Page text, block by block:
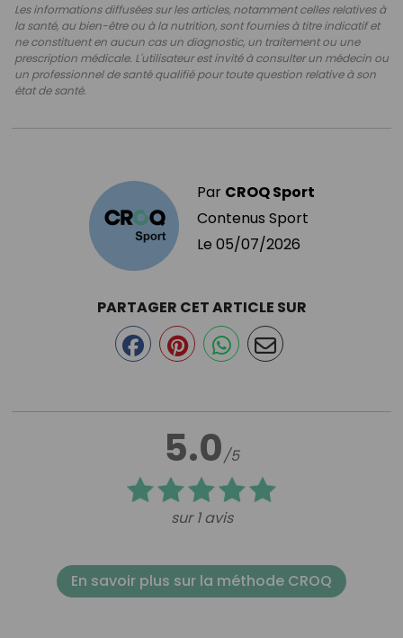
Les informations diffusées sur les articles, notamment celles relatives à
la santé, au bien-être ou à la nutrition, sont fournies à titre indicatif et
ne constituent en aucun cas un diagnostic, un traitement ou une
prescription médicale. L'utilisateur est invité à consulter un médecin ou
un professionnel de santé qualifié pour toute question relative à son
état de santé.
Par CROQ Sport
Contenus Sport
Le 05/07/2026
5.0/5
sur 1 avis
PARTAGER CET ARTICLE SUR
En savoir plus sur la méthode CROQ